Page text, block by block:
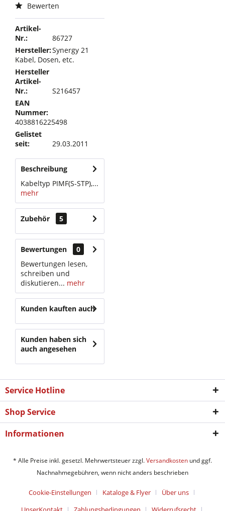
Bewerten
Artikel-
Nr.:
86727
Hersteller:Synergy 21
Kabel, Dosen, etc.
Hersteller
Artikel-
Nr.:
S216457
EAN
Nummer:
4038816225498
Gelistet
seit:
29.03.2011
Beschreibung
Kabeltyp PIMF(S-STP),...
mehr
Zubehör 5
Bewertungen
0
Bewertungen lesen,
schreiben und
diskutieren... mehr
Kunden kauften auch
Kunden haben sich
auch angesehen
Service Hotline
Shop Service
Informationen
* Alle Preise inkl. gesetzl. Mehrwertsteuer zzgl.Versandkosten und ggf.
Nachnahmegebühren, wenn nicht anders beschrieben
Cookie-Einstellungen Kataloge & Flyer
Über uns